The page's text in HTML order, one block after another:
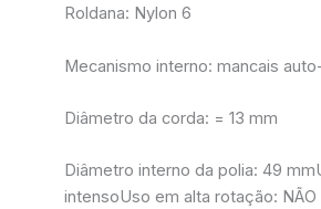
Roldana: Nylon 6
Mecanismo interno: mancais
Diâmetro da corda: = 13 mm
Diâmetro interno da polia: 49
intensoUso em alta rotação: NÃO